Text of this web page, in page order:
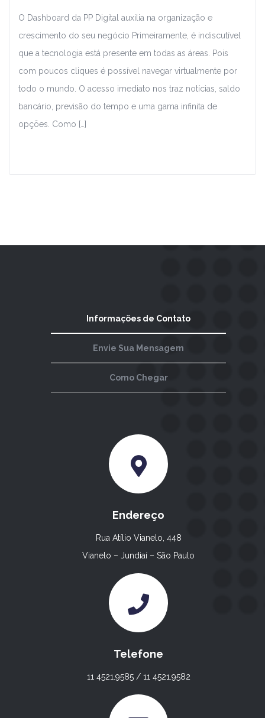
O Dashboard da PP Digital auxilia na organização e
crescimento do seu negócio Primeiramente, é indiscutível
que a tecnologia está presente em todas as áreas. Pois
com poucos cliques é possível navegar virtualmente por
todo o mundo. O acesso imediato nos traz notícias, saldo
bancário, previsão do tempo e uma gama infinita de
opções. Como […]
Informações de Contato
Envie Sua Mensagem
Como Chegar
Endereço
Rua Atílio Vianelo, 448
Vianelo – Jundiaí – São Paulo
Telefone
11 4521.9585 / 11 4521.9582